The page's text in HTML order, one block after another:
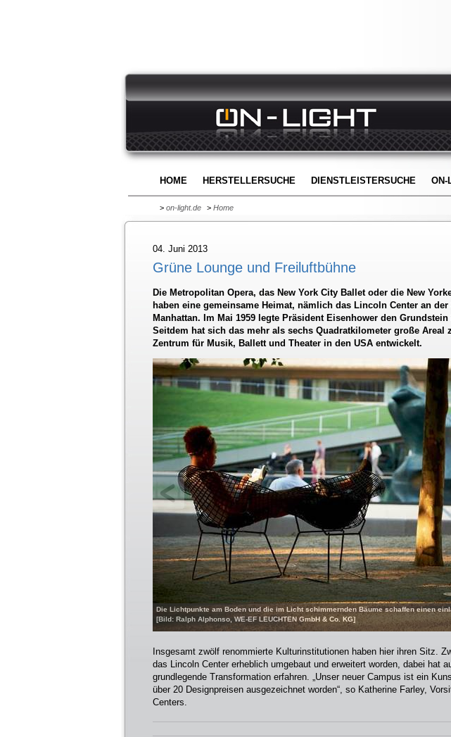
HOME HERSTELLERSUCHE DIENSTLEISTERSUCHE ON-
> on-light.de > Home
04. Juni 2013
Grüne Lounge und Freiluftbühne
Die Metropolitan Opera, das New York City Ballet oder die New
haben eine gemeinsame Heimat, nämlich das Lincoln Center an
Manhattan. Im Mai 1959 legte Präsident Eisenhower den
Seitdem hat sich das mehr als sechs Quadratkilometer große Areal
Zentrum für Musik, Ballett und Theater in den USA entwickelt.
Die Lichtpunkte am Boden und die im Licht schimmernden Bäume schaffen einen
[Bild: Ralph Alphonso, WE-EF LEUCHTEN GmbH & Co. KG]
Insgesamt zwölf renommierte Kulturinstitutionen haben hier ihren Sitz.
das Lincoln Center erheblich umgebaut und erweitert worden, dabei hat
grundlegende Transformation erfahren. „Unser neuer Campus ist ein
über 20 Designpreisen ausgezeichnet worden“, so Katherine Farley,
Centers.